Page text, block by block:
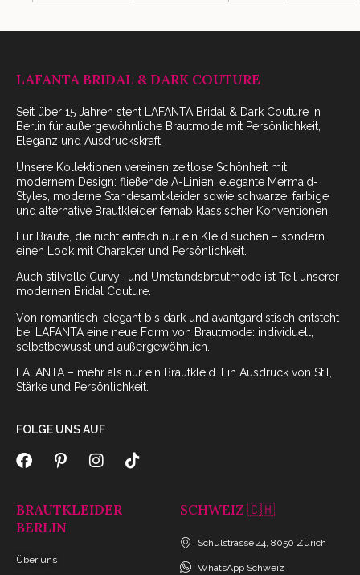
LAFANTA BRIDAL & DARK COUTURE
Seit über 15 Jahren steht LAFANTA Bridal & Dark Couture in
Berlin für außergewöhnliche Brautmode mit Persönlichkeit,
Eleganz und Ausdruckskraft.
Unsere Kollektionen vereinen zeitlose Schönheit mit
modernem Design: fließende A-Linien, elegante Mermaid-
Styles, moderne Standesamtkleider sowie schwarze, farbige
und alternative Brautkleider fernab klassischer Konventionen.
Für Bräute, die nicht einfach nur ein Kleid suchen – sondern
einen Look mit Charakter und Persönlichkeit.
Auch stilvolle Curvy- und Umstandsbrautmode ist Teil unserer
modernen Bridal Couture.
Von romantisch-elegant bis dark und avantgardistisch entsteht
bei LAFANTA eine neue Form von Brautmode: individuell,
selbstbewusst und außergewöhnlich.
LAFANTA – mehr als nur ein Brautkleid. Ein Ausdruck von Stil,
Stärke und Persönlichkeit.
FOLGE UNS AUF
BRAUTKLEIDER
BERLIN
Über uns
SCHWEIZ 🇨🇭
Schulstrasse 44, 8050 Zürich
WhatsApp Schweiz